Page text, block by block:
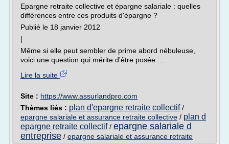
Epargne retraite collective et épargne salariale : quelles
différences entre ces produits d'épargne ?
Publié le 18 janvier 2012
|
Même si elle peut sembler de prime abord nébuleuse,
voici une question qui mérite d'être posée :...
Lire la suite
Site : https://www.assurlandpro.com
Thèmes liés : plan d'epargne retraite collectif/
epargne salariale et assurance retraite collective / plan d
epargne retraite collectif/ epargne salariale d
entreprise / epargne salariale et assurance retraite